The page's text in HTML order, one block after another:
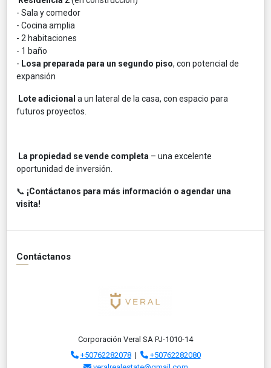
- Sala y comedor
- Cocina amplia
- 2 habitaciones
- 1 baño
- Losa preparada para un segundo piso, con potencial de
expansión
Lote adicional a un lateral de la casa, con espacio para
futuros proyectos.
La propiedad se vende completa – una excelente
oportunidad de inversión.
📞 ¡Contáctanos para más información o agendar una
visita!
Contáctanos
Corporación Veral SA PJ-1010-14
+50762282078|
+50762282080